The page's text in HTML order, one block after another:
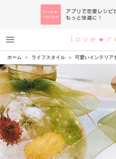
ホーム ライフスタイル 可愛いインテリア